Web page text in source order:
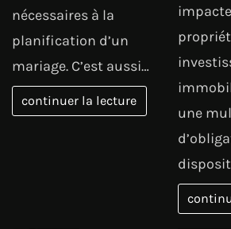
nécessaires à la
planification d’un
mariage. C’est aussi…
continuer la lecture
une